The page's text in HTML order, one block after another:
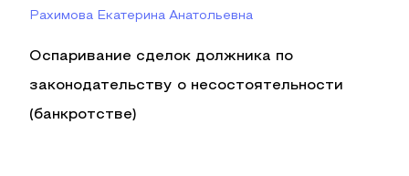
Рахимова Екатерина Анатольевна
Оспаривание сделок должника по
законодательству о несостоятельности
(банкротстве)